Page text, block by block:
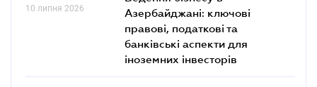
10 липня 2026
Азербайджані: ключові
правові, податкові та
банківські аcпекти для
іноземних інвесторів